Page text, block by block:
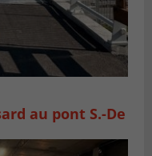
au pont S.-De